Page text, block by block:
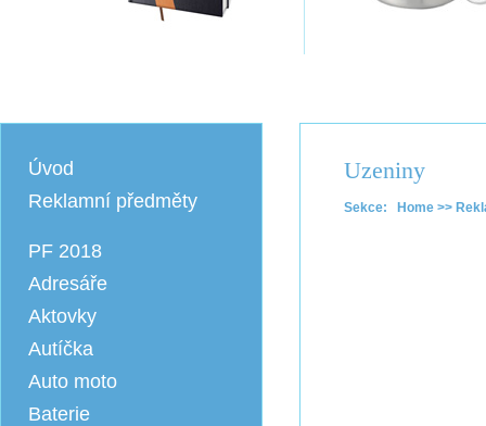
Úvod
Reklamní předměty
PF 2018
Adresáře
Aktovky
Autíčka
Auto moto
Baterie
Uzeniny
Sekce: Home >>